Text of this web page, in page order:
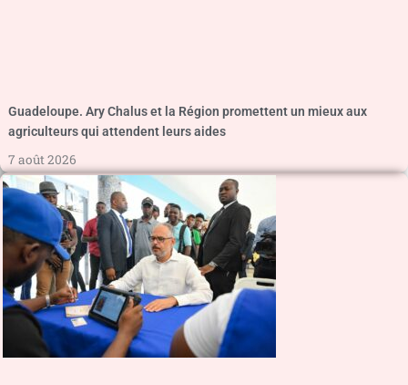
Guadeloupe. Ary Chalus et la Région promettent un mieux aux
agriculteurs qui attendent leurs aides
7 août 2026